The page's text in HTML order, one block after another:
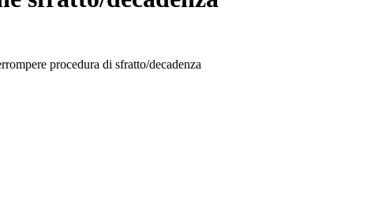
procedura di sfratto/decadenza